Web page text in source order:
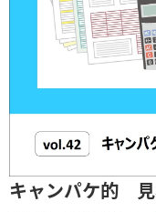
キャンパケ的 見